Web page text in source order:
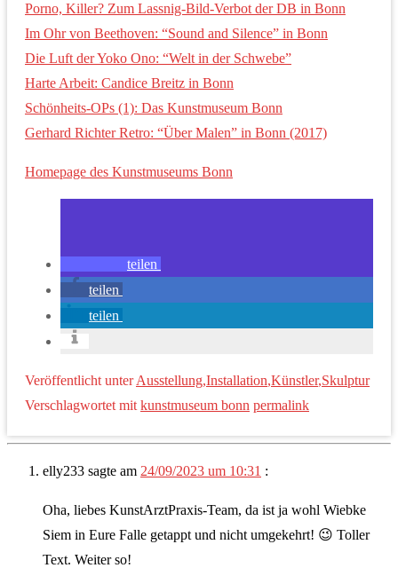
Porno, Killer? Zum Lassnig-Bild-Verbot der DB in Bonn
Im Ohr von Beethoven: “Sound and Silence” in Bonn
Die Luft der Yoko Ono: “Welt in der Schwebe”
Harte Arbeit: Candice Breitz in Bonn
Schönheits-OPs (1): Das Kunstmuseum Bonn
Gerhard Richter Retro: “Über Malen” in Bonn (2017)
Homepage des Kunstmuseums Bonn
teilen
teilen
teilen
Veröffentlicht unter Ausstellung,Installation,Künstler,Skulptur
Verschlagwortet mit kunstmuseum bonn permalink
elly233 sagte am 24/09/2023 um 10:31 :
Oha, liebes KunstArztPraxis-Team, da ist ja wohl Wiebke
Siem in Eure Falle getappt und nicht umgekehrt! 😉 Toller
Text. Weiter so!